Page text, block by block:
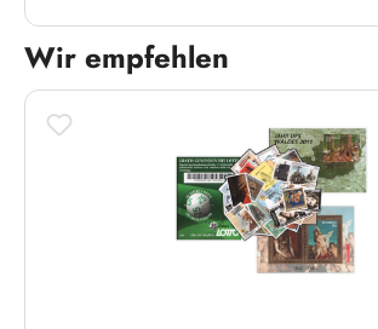
Wir empfehlen
Produktgalerie überspringen